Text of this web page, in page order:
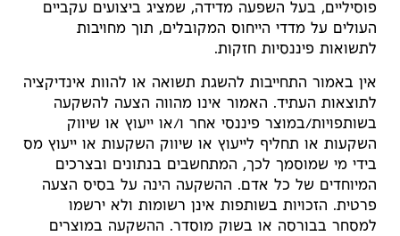
פוסיליים, בעל השפעה מדידה, שמציג ביצועים עקביים
העולים על מדדי הייחוס המקובלים, תוך מחויבות
לתשואות פיננסיות חזקות.
אין באמור התחייבות להשגת תשואה או להוות אינדיקציה
לתוצאות העתיד. האמור אינו מהווה הצעה להשקעה
בשותפויות/במוצר פיננסי אחר ו/או ייעוץ או שיווק
השקעות או תחליף לייעוץ או שיווק השקעות או ייעוץ מס
בידי מי שמוסמך לכך, המתחשבים בנתונים ובצרכים
המיוחדים של כל אדם. ההשקעה הינה על בסיס הצעה
פרטית. הזכויות בשותפות אינן רשומות ולא ירשמו
למסחר בבורסה או בשוק מוסדר. ההשקעה במוצרים